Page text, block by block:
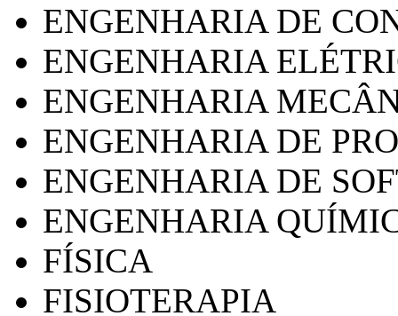
ENGENHARIA DE
ENGENHARIA
ENGENHARIA
ENGENHARIA DE
ENGENHARIA DE
ENGENHARIA
FÍSICA
FISIOTERAPIA